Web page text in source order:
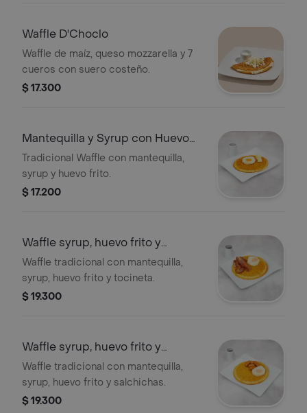
Waffle D'Choclo
Waffle de maíz, queso mozzarella y 7
cueros con suero costeño.
$ 17.300
Mantequilla y Syrup con Huevo
Frito
Tradicional Waffle con mantequilla,
syrup y huevo frito.
$ 17.200
Waffle syrup, huevo frito y
tocineta.
Waffle tradicional con mantequilla,
syrup, huevo frito y tocineta.
$ 19.300
Waffle syrup, huevo frito y
salchichas.
Waffle tradicional con mantequilla,
syrup, huevo frito y salchichas.
$ 19.300